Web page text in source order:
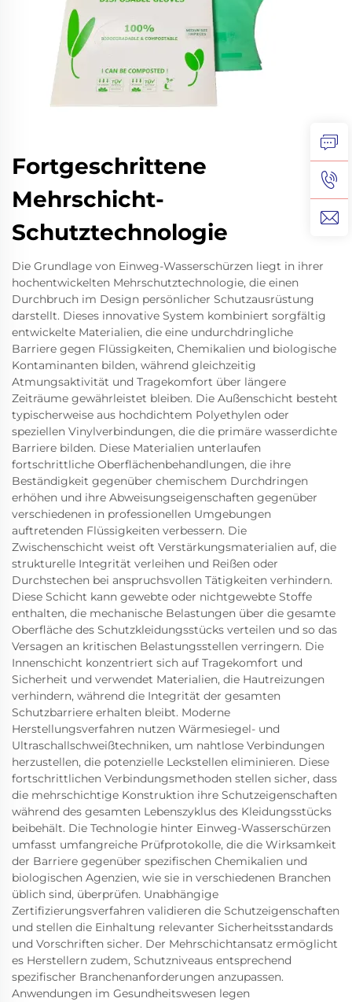
Fortgeschrittene
Mehrschicht-
Schutztechnologie
Die Grundlage von Einweg-Wasserschürzen liegt in ihrer
hochentwickelten Mehrschutztechnologie, die einen
Durchbruch im Design persönlicher Schutzausrüstung
darstellt. Dieses innovative System kombiniert sorgfältig
entwickelte Materialien, die eine undurchdringliche
Barriere gegen Flüssigkeiten, Chemikalien und biologische
Kontaminanten bilden, während gleichzeitig
Atmungsaktivität und Tragekomfort über längere
Zeiträume gewährleistet bleiben. Die Außenschicht besteht
typischerweise aus hochdichtem Polyethylen oder
speziellen Vinylverbindungen, die die primäre wasserdichte
Barriere bilden. Diese Materialien unterlaufen
fortschrittliche Oberflächenbehandlungen, die ihre
Beständigkeit gegenüber chemischem Durchdringen
erhöhen und ihre Abweisungseigenschaften gegenüber
verschiedenen in professionellen Umgebungen
auftretenden Flüssigkeiten verbessern. Die
Zwischenschicht weist oft Verstärkungsmaterialien auf, die
strukturelle Integrität verleihen und Reißen oder
Durchstechen bei anspruchsvollen Tätigkeiten verhindern.
Diese Schicht kann gewebte oder nichtgewebte Stoffe
enthalten, die mechanische Belastungen über die gesamte
Oberfläche des Schutzkleidungsstücks verteilen und so das
Versagen an kritischen Belastungsstellen verringern. Die
Innenschicht konzentriert sich auf Tragekomfort und
Sicherheit und verwendet Materialien, die Hautreizungen
verhindern, während die Integrität der gesamten
Schutzbarriere erhalten bleibt. Moderne
Herstellungsverfahren nutzen Wärmesiegel- und
Ultraschallschweißtechniken, um nahtlose Verbindungen
herzustellen, die potenzielle Leckstellen eliminieren. Diese
fortschrittlichen Verbindungsmethoden stellen sicher, dass
die mehrschichtige Konstruktion ihre Schutzeigenschaften
während des gesamten Lebenszyklus des Kleidungsstücks
beibehält. Die Technologie hinter Einweg-Wasserschürzen
umfasst umfangreiche Prüfprotokolle, die die Wirksamkeit
der Barriere gegenüber spezifischen Chemikalien und
biologischen Agenzien, wie sie in verschiedenen Branchen
üblich sind, überprüfen. Unabhängige
Zertifizierungsverfahren validieren die Schutzeigenschaften
und stellen die Einhaltung relevanter Sicherheitsstandards
und Vorschriften sicher. Der Mehrschichtansatz ermöglicht
es Herstellern zudem, Schutzniveaus entsprechend
spezifischer Branchenanforderungen anzupassen.
Anwendungen im Gesundheitswesen legen